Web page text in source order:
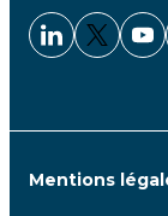
Linkedin -
Mentions